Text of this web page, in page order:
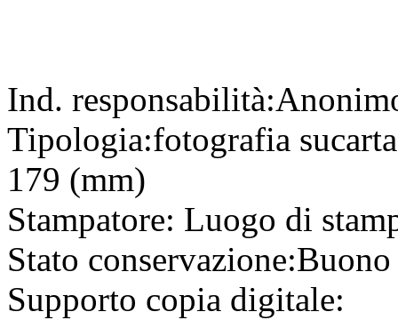
Ind. responsabilità:
Tipologia:fotografia su
179 (mm)
Stampatore: Luogo di
Stato conservazione:Buono
Supporto copia digitale: